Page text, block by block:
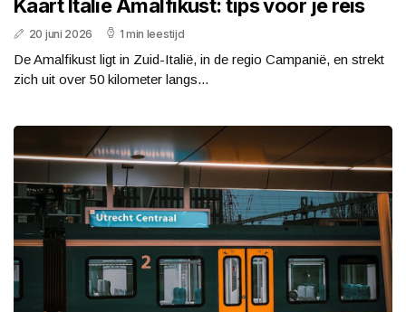
Kaart Italië Amalfikust: tips voor je reis
20 juni 2026 1 min leestijd
De Amalfikust ligt in Zuid-Italië, in de regio Campanië, en strekt
zich uit over 50 kilometer langs...